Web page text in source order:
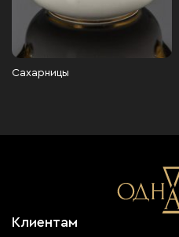
Сахарницы
Клиентам